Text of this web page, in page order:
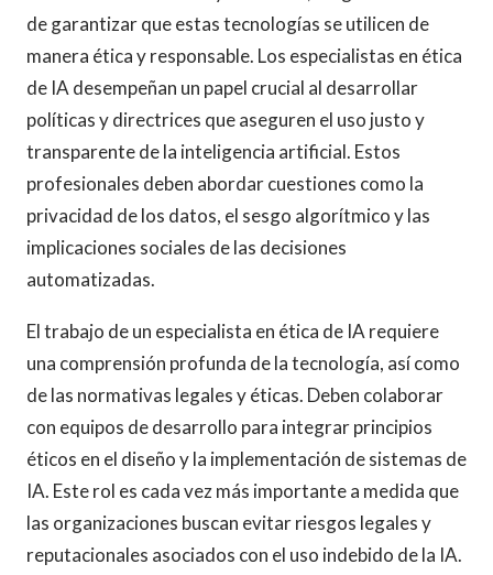
de garantizar que estas tecnologías se utilicen de
manera ética y responsable. Los especialistas en ética
de IA desempeñan un papel crucial al desarrollar
políticas y directrices que aseguren el uso justo y
transparente de la inteligencia artificial. Estos
profesionales deben abordar cuestiones como la
privacidad de los datos, el sesgo algorítmico y las
implicaciones sociales de las decisiones
automatizadas.
El trabajo de un especialista en ética de IA requiere
una comprensión profunda de la tecnología, así como
de las normativas legales y éticas. Deben colaborar
con equipos de desarrollo para integrar principios
éticos en el diseño y la implementación de sistemas de
IA. Este rol es cada vez más importante a medida que
las organizaciones buscan evitar riesgos legales y
reputacionales asociados con el uso indebido de la IA.